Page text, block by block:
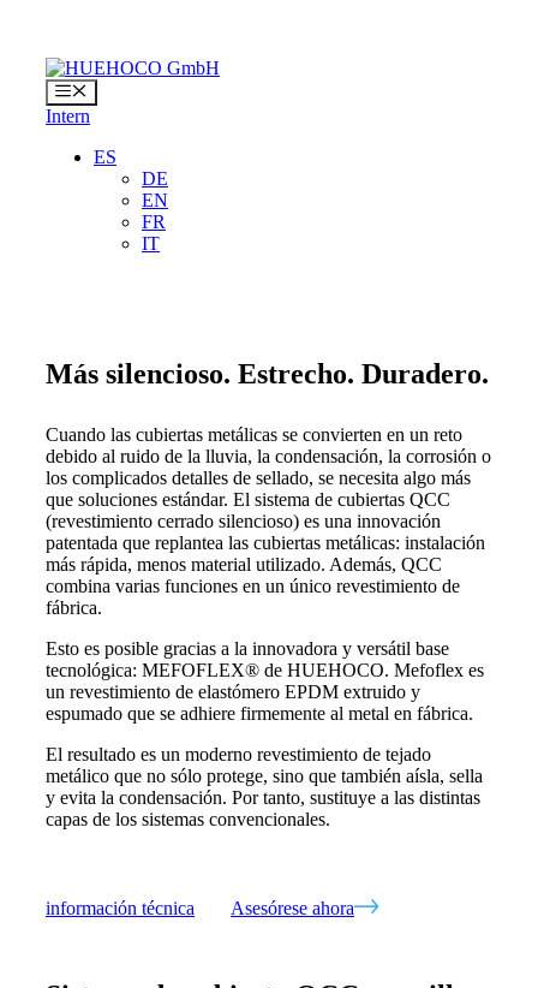
contenido
Menú
Intern
ES
DE
EN
FR
IT
Más silencioso. Estrecho. Duradero.
Cuando las cubiertas metálicas se convierten en un reto
debido al ruido de la lluvia, la condensación, la corrosión o
los complicados detalles de sellado, se necesita algo más
que soluciones estándar. El sistema de cubiertas QCC
(revestimiento cerrado silencioso) es una innovación
patentada que replantea las cubiertas metálicas: instalación
más rápida, menos material utilizado. Además, QCC
combina varias funciones en un único revestimiento de
fábrica.
Esto es posible gracias a la innovadora y versátil base
tecnológica: MEFOFLEX® de HUEHOCO. Mefoflex es
un revestimiento de elastómero EPDM extruido y
espumado que se adhiere firmemente al metal en fábrica.
El resultado es un moderno revestimiento de tejado
metálico que no sólo protege, sino que también aísla, sella
y evita la condensación. Por tanto, sustituye a las distintas
capas de los sistemas convencionales.
información técnica Asesórese ahora